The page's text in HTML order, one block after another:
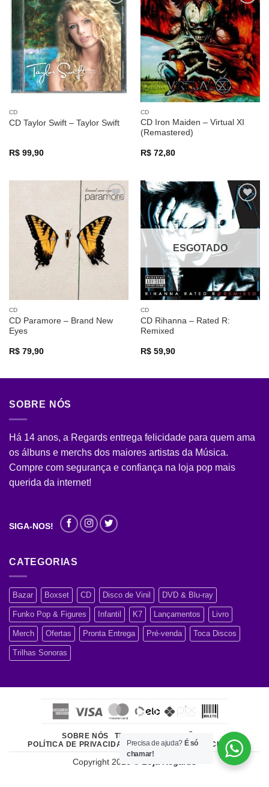
Adicionar
a lista de
desejos
CD
CD Taylor Swift – Taylor Swift
R$99,90
Adicionar
a lista de
desejos
CD
CD Iron Maiden – Virtual XI
(Remastered)
R$72,80
a lista de
desejos
CD
CD Paramore – Brand New
Eyes
R$79,90
Adicionar
a lista de
desejos
ESGOTADO
CD
CD Rihanna – Rated R:
Remixed
R$59,90
SOBRE NÓS
Há 14 anos, a Regards entrega felicidade para quem ama
os álbuns e merchs dos maiores artistas da Música.
Compre com segurança e confiança na loja pop mais
querida da internet!
SIGA-NOS!
CATEGORIAS
Bazar Boxset CD Disco de Vinil DVD & Blu-ray
Funko Pop & Figures Infantil K7 Lançamentos Livro
Merch Ofertas Pronta Entrega Pré-venda Toca Discos
Trilhas Sonoras
SOBRE NÓS
TERMOS E CONDIÇÕES
POLÍTICA DE PRIVACIDADE
ATENDIMENTO AO CLIENTE
Copyright 2026 ©
Precisa de ajuda? É só
chamar!